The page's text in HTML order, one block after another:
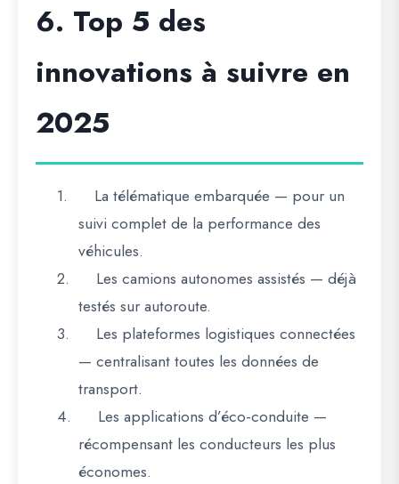
6. Top 5 des
innovations à suivre en
2025
1. La télématique embarquée — pour un
suivi complet de la performance des
véhicules.
2.
Les camions autonomes assistés — déjà
testés sur autoroute.
3.
Les plateformes logistiques connectées
— centralisant toutes les données de
transport.
4.
Les applications d’éco-conduite —
récompensant les conducteurs les plus
économes.